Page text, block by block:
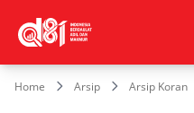
Home Arsip Arsip Koran